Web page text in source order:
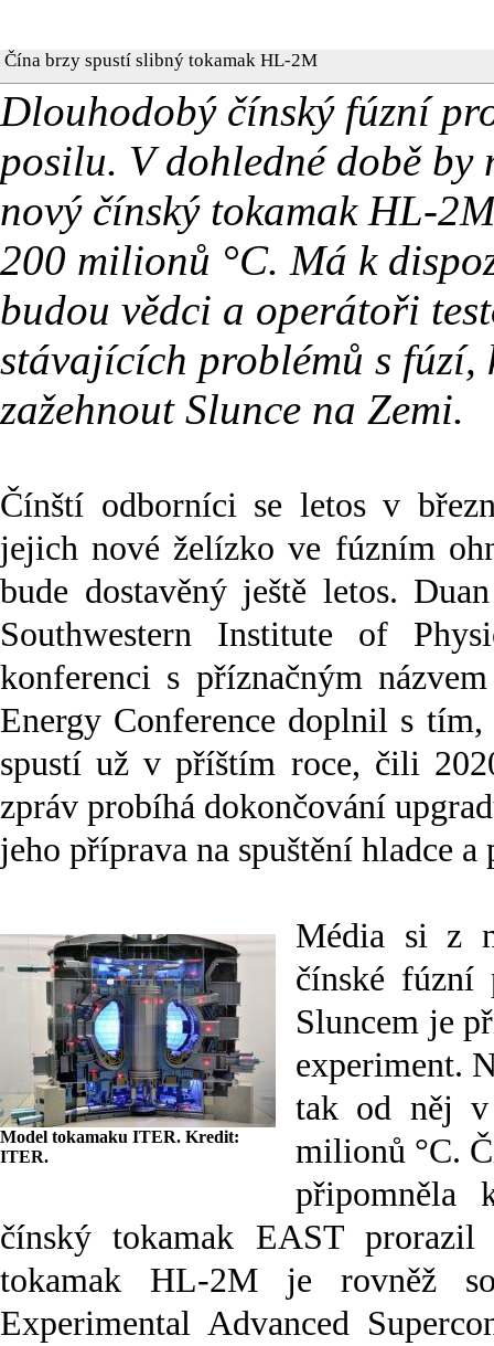
Čína brzy spustí slibný tokamak HL-2M
Dlouhodobý čínský fúzní
posilu. V dohledné době by
nový čínský tokamak HL-
200 milionů °C. Má k
budou vědci a operátoři
stávajících problémů s fúzí,
zažehnout Slunce na Zemi.
Čínští odborníci se letos v
jejich nové želízko ve fúzním
bude dostavěný ještě letos.
Southwestern Institute of
konferenci s příznačným
Energy Conference doplnil s
spustí už v příštím roce, čili
zpráv probíhá dokončování
jeho příprava na spuštění hladce a
Model tokamaku ITER. Kredit:
ITER.
Média si z
čínské fúzní
Sluncem je
experiment.
tak od něj v
milionů °C.
připomněla
čínský tokamak EAST
tokamak HL-2M je rovněž
Experimental Advanced